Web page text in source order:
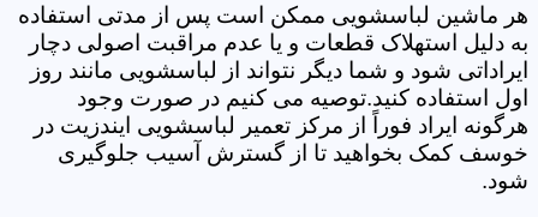
هر ماشین لباسشویی ممکن است پس از مدتی استفاده
به دلیل استهلاک قطعات و یا عدم مراقبت اصولی دچار
ایراداتی شود و شما دیگر نتواند از لباسشویی مانند روز
اول استفاده کنید.توصیه می کنیم در صورت وجود
هرگونه ایراد فوراً از مرکز تعمیر لباسشویی ایندزیت در
خوسف کمک بخواهید تا از گسترش آسیب جلوگیری
شود.